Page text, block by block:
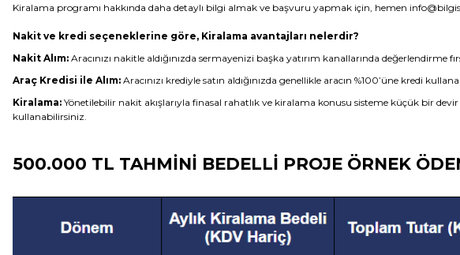
Kiralama programı hakkında daha detaylı bilgi almak ve başvuru yapmak için, hemen
Nakit ve kredi seçeneklerine göre, Kiralama avantajları nelerdir?
Nakit Alım: Aracınızı nakitle aldığınızda sermayenizi başka yatırım kanallarında değerlendirme
Araç Kredisi ile Alım: Aracınızı krediyle satın aldığınızda genellikle aracın %100’üne kredi
Kiralama: Yönetilebilir nakit akışlarıyla finasal rahatlık ve kiralama konusu sisteme küçük bir
kullanabilirsiniz.
500.000 TL TAHMİNİ BEDELLİ PROJE ÖRNEK